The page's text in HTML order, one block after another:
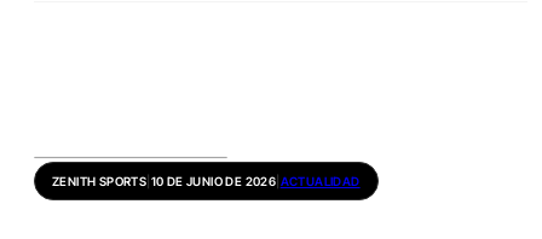
ZENITH SPORTS 10 DE JUNIO DE 2026 ACTUALIDAD